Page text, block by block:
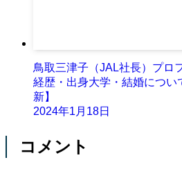
鳥取三津子（JAL社長）プロ
経歴・出身大学・結婚につい
新】
2024年1月18日
コメント